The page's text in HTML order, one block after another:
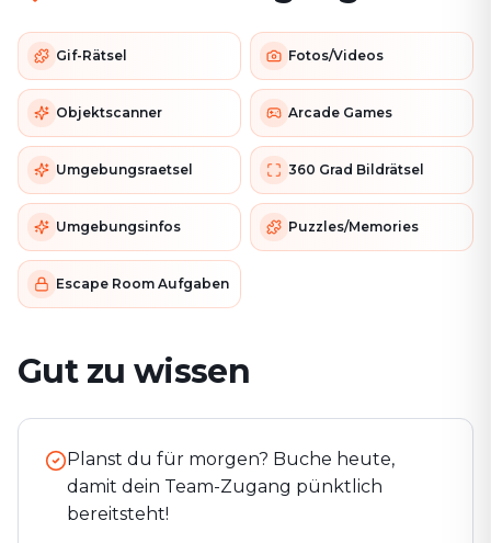
Gif-Rätsel Fotos/Videos
Objektscanner Arcade Games
Umgebungsraetsel 360 Grad Bildrätsel
Umgebungsinfos Puzzles/Memories
Escape Room Aufgaben
Gut zu wissen
Planst du für morgen? Buche heute,
damit dein Team-Zugang pünktlich
bereitsteht!